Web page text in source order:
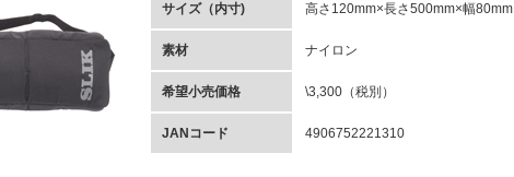
サイズ（内寸) 高さ120mm×長さ500mm×幅80mm
素材 ナイロン
希望小売価格 \3,300（税別）
JANコード 4906752221310